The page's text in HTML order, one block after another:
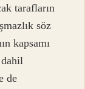
tarafların
söz
kapsamı
dahil
de